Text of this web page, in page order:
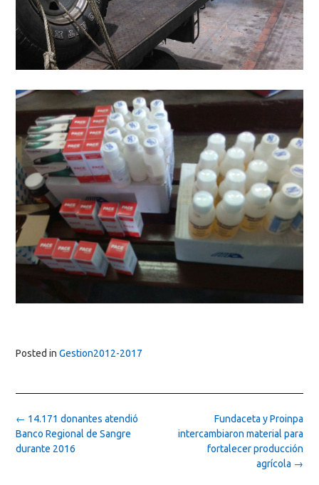
Posted in Gestion2012-2017
Post
navigation
Fundaceta y Proinpa
intercambiaron material para
fortalecer producción
agrícola →
← 14.171 donantes atendió
Banco Regional de Sangre
durante 2016